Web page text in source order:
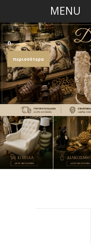
0
περισσότερα